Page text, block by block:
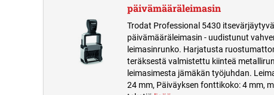
päivämääräleimasin
Trodat Professional 5430 itsevärjäytyvä
päivämääräleimasin - uudistunut
leimasinrunko. Harjatusta
teräksestä valmistettu kiinteä
leimasimesta jämäkän työjuhdan.
24 mm, Päiväyksen fonttikoko: 4 mm,